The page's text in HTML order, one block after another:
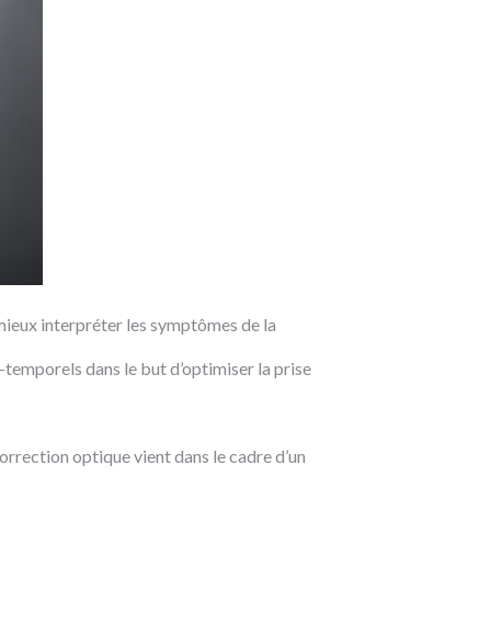
interpréter les symptômes de la
dans le but d’optimiser la prise
optique vient dans le cadre d’un